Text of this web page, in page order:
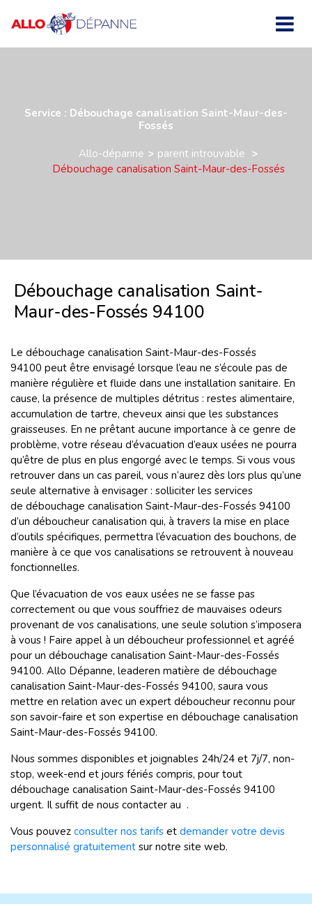
Service : Débouchage canalisation Saint-Maur-des-
Fossés
Allo-dépanne
parent introuvable
Débouchage canalisation Saint-Maur-des-Fossés
Débouchage canalisation Saint-
Maur-des-Fossés 94100
Le débouchage canalisation Saint-Maur-des-Fossés
94100 peut être envisagé lorsque l’eau ne s’écoule pas de
manière régulière et fluide dans une installation sanitaire. En
cause, la présence de multiples détritus : restes alimentaire,
accumulation de tartre, cheveux ainsi que les substances
graisseuses. En ne prêtant aucune importance à ce genre de
problème, votre réseau d’évacuation d’eaux usées ne pourra
qu’être de plus en plus engorgé avec le temps. Si vous vous
retrouver dans un cas pareil, vous n’aurez dès lors plus qu’une
seule alternative à envisager : solliciter les services
de débouchage canalisation Saint-Maur-des-Fossés 94100
d’un déboucheur canalisation qui, à travers la mise en place
d’outils spécifiques, permettra l’évacuation des bouchons, de
manière à ce que vos canalisations se retrouvent à nouveau
fonctionnelles.
Que l’évacuation de vos eaux usées ne se fasse pas
correctement ou que vous souffriez de mauvaises odeurs
provenant de vos canalisations, une seule solution s’imposera
à vous ! Faire appel à un déboucheur professionnel et agréé
pour un débouchage canalisation Saint-Maur-des-Fossés
94100. Allo Dépanne, leaderen matière de débouchage
canalisation Saint-Maur-des-Fossés 94100, saura vous
mettre en relation avec un expert déboucheur reconnu pour
son savoir-faire et son expertise en débouchage canalisation
Saint-Maur-des-Fossés 94100.
Nous sommes disponibles et joignables 24h/24 et 7j/7, non-
stop, week-end et jours fériés compris, pour tout
débouchage canalisation Saint-Maur-des-Fossés 94100
urgent. Il suffit de nous contacter au .
Vous pouvez consulter nos tarifs et demander votre devis
personnalisé gratuitement sur notre site web.